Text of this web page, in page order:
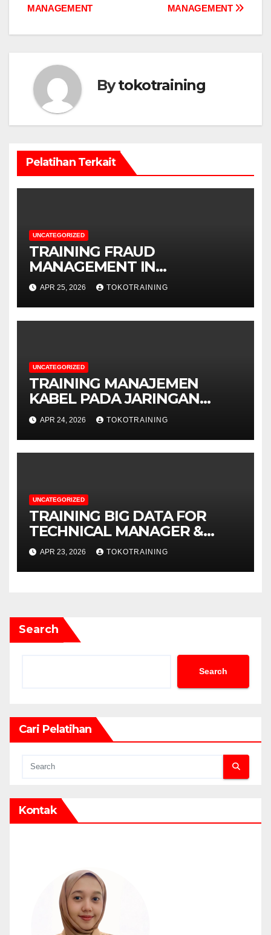
MANAGEMENT
MANAGEMENT
Bytokotraining
Pelatihan Terkait
UNCATEGORIZED
TRAINING FRAUD
MANAGEMENT IN
TELECOMMUNICATION
BUSINESS
APR 25, 2026 TOKOTRAINING
UNCATEGORIZED
TRAINING MANAJEMEN
KABEL PADA JARINGAN
TELEKOMUNIKASI
APR 24, 2026 TOKOTRAINING
UNCATEGORIZED
TRAINING BIG DATA FOR
TECHNICAL MANAGER &
DECISION MAKERS
APR 23, 2026 TOKOTRAINING
Search
Search
Cari Pelatihan
Kontak